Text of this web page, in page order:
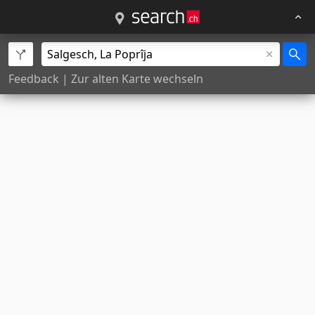
Feedback | Zur alten Karte wechseln